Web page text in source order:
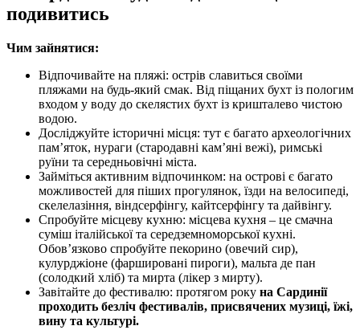
подивитись
Чим зайнятися:
Відпочивайте на пляжі: острів славиться своїми
пляжами на будь-який смак. Від піщаних бухт із пологим
входом у воду до скелястих бухт із кришталево чистою
водою.
Досліджуйте історичні місця: тут є багато археологічних
пам’яток, нураги (стародавні кам’яні вежі), римські
руїни та середньовічні міста.
Займіться активним відпочинком: на острові є багато
можливостей для піших прогулянок, їзди на велосипеді,
скелелазіння, віндсерфінгу, кайтсерфінгу та дайвінгу.
Спробуйте місцеву кухню: місцева кухня – це смачна
суміш італійської та середземноморської кухні.
Обов’язково спробуйте пекорино (овечий сир),
кулурджіоне (фаршировані пироги), мальта де пан
(солодкий хліб) та мирта (лікер з мирту).
Завітайте до фестивалю: протягом року на Сардинії
проходить безліч фестивалів, присвячених музиці, їжі,
вину та культурі.